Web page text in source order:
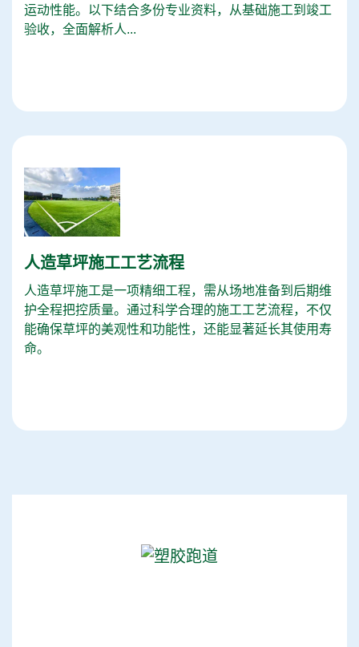
运动性能。以下结合多份专业资料，从基础施工到竣工
验收，全面解析人...
人造草坪施工工艺流程
人造草坪施工是一项精细工程，需从场地准备到后期维
护全程把控质量。通过科学合理的施工工艺流程，不仅
能确保草坪的美观性和功能性，还能显著延长其使用寿
命。